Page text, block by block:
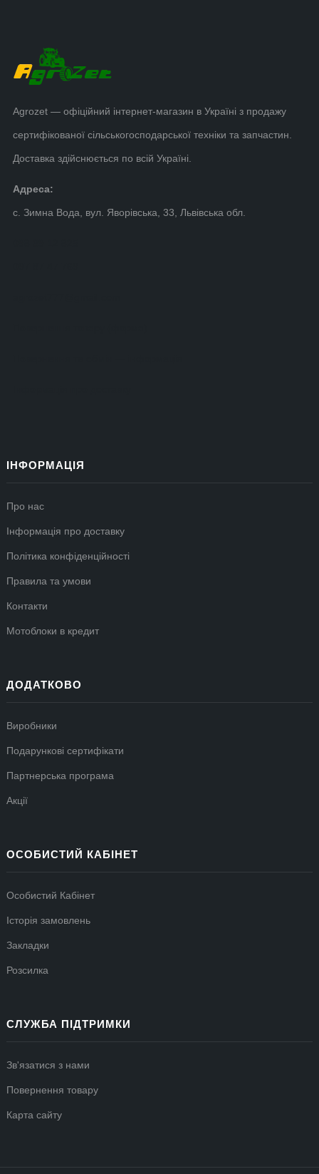
Agrozet — офіційний інтернет-магазин в Україні з продажу
сертифікованої сільськогосподарської техніки та запчастин.
Доставка здійснюється по всій Україні.
Адреса:
с. Зимна Вода, вул. Яворівська, 33, Львівська обл.
ІНФОРМАЦІЯ
Про нас
Інформація про доставку
Політика конфіденційності
Правила та умови
Контакти
Мотоблоки в кредит
ДОДАТКОВО
Виробники
Подарункові сертифікати
Партнерська програма
Акції
ОСОБИСТИЙ КАБІНЕТ
Особистий Кабінет
Історія замовлень
Закладки
Розсилка
СЛУЖБА ПІДТРИМКИ
Зв'язатися з нами
Повернення товару
Карта сайту